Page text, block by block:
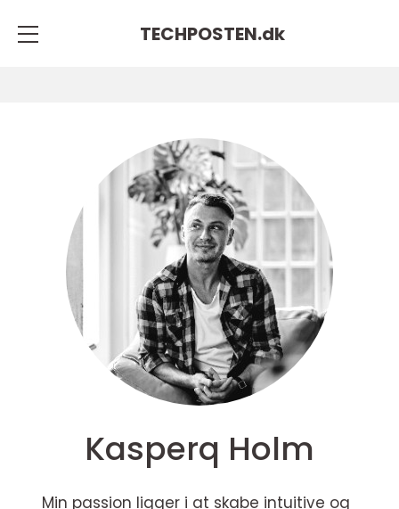
TECHPOSTEN.dk
Kasperq Holm
Min passion ligger i at skabe intuitive og